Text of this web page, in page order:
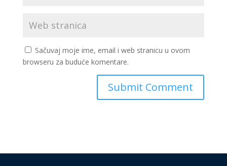
Sačuvaj moje ime, email i web stranicu u ovom
browseru za buduće komentare.